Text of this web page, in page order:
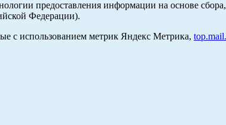
предоставления информации на основе сбора,
Федерации).
с использованием метрик Яндекс Метрика,